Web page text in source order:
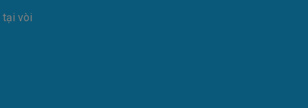
tại vòi